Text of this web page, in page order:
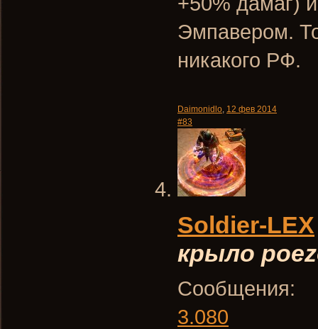
Эмпавером.
никакого РФ.
Daimonidlo, 12 фев 2014
#83
Soldier-LEX
крыло
Сообщения:
3.080